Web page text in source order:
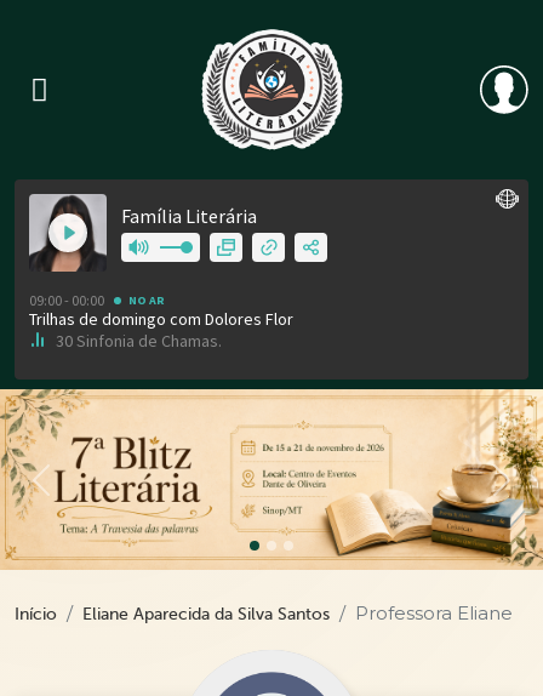
Previous
Início Eliane Aparecida da Silva Santos Professora Eliane